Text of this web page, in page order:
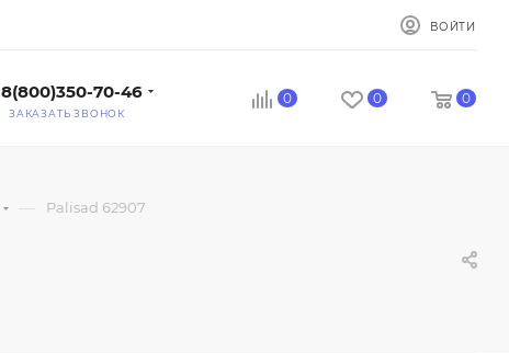
ВОЙТИ
8(800)350-70-46
ЗАКАЗАТЬ ЗВОНОК
0 0 0
— Palisad 62907